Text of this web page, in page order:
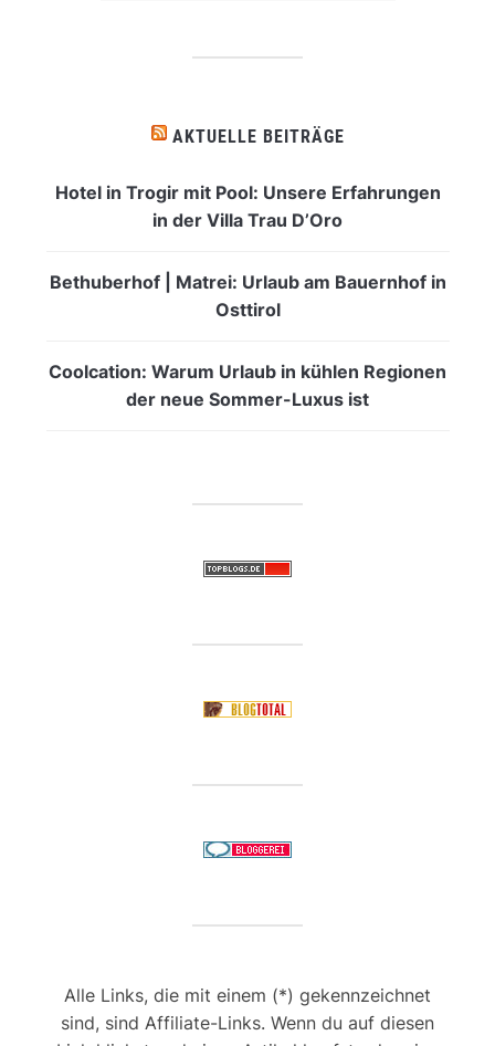
AKTUELLE BEITRÄGE
Hotel in Trogir mit Pool: Unsere Erfahrungen
in der Villa Trau D’Oro
Bethuberhof | Matrei: Urlaub am Bauernhof in
Osttirol
Coolcation: Warum Urlaub in kühlen Regionen
der neue Sommer-Luxus ist
Alle Links, die mit einem (*) gekennzeichnet
sind, sind Affiliate-Links. Wenn du auf diesen